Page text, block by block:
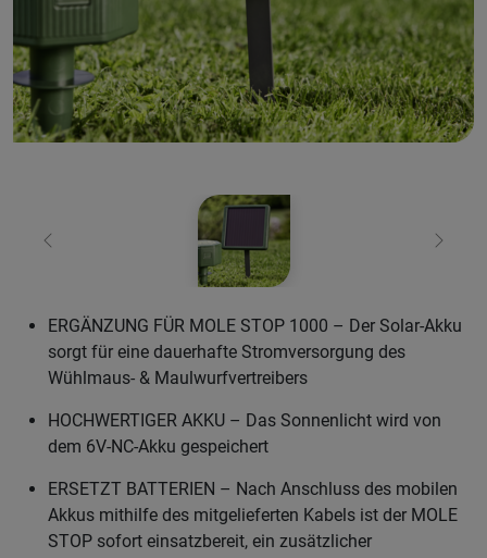
Zurück Weiter
ERGÄNZUNG FÜR MOLE STOP 1000 – Der Solar-Akku
sorgt für eine dauerhafte Stromversorgung des
Wühlmaus- & Maulwurfvertreibers
HOCHWERTIGER AKKU – Das Sonnenlicht wird von
dem 6V-NC-Akku gespeichert
ERSETZT BATTERIEN – Nach Anschluss des mobilen
Akkus mithilfe des mitgelieferten Kabels ist der MOLE
STOP sofort einsatzbereit, ein zusätzlicher